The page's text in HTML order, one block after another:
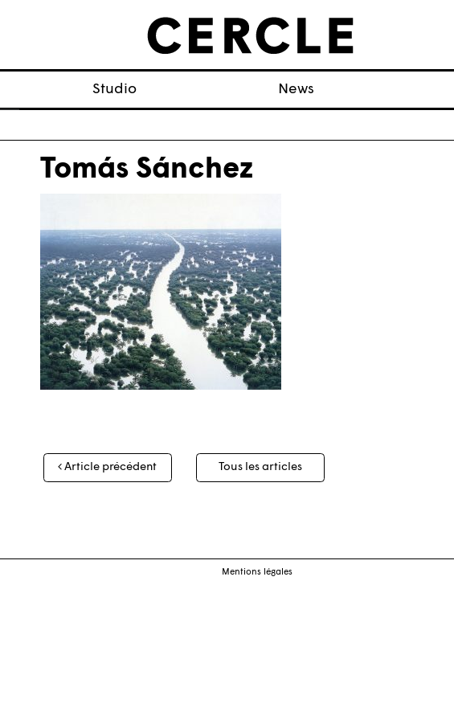
Studio News
Tomás Sánchez
Navigation
des
Article précédent Tous les articles
Mentions légales